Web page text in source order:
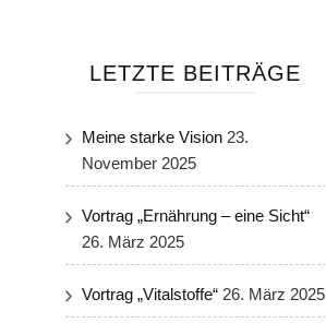
LETZTE BEITRÄGE
Meine starke Vision 23.
November 2025
Vortrag „Ernährung – eine Sicht“
26. März 2025
Vortrag „Vitalstoffe“ 26. März 2025